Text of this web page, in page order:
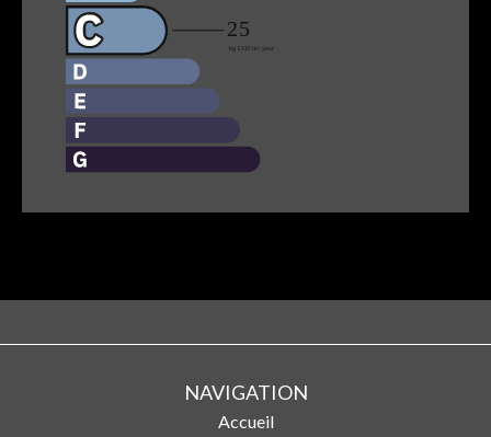
NAVIGATION
Accueil